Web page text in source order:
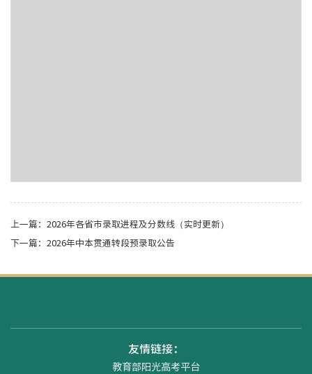
上一篇： 2026年各省市录取进程及分数线（实时更新）
下一篇： 2026年中本贯通转段预录取公告
友情链接：
教育部阳光高考平台